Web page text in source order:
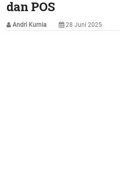
dan POS
Andri Kurnia 28 Juni 2025